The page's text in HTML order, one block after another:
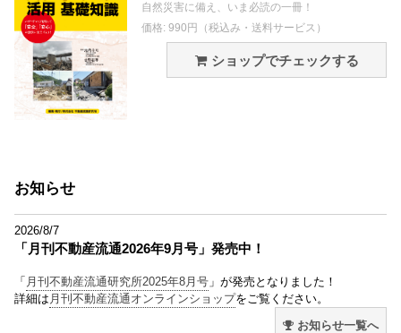
自然災害に備え、いま必読の一冊！
価格: 990円（税込み・送料サービス）
ショップでチェックする
お知らせ
2026/8/7
「月刊不動産流通2026年9月号」発売中！
「 月刊不動産流通研究所2025年8月号 」が発売となりました！
詳細は 月刊不動産流通オンラインショップをご覧ください。
お知らせ一覧へ